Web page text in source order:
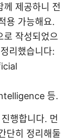
께 제공하니 전
용 가능해요.
로 작성되었으
리했습니다:
등.
행합니다. 먼
단히 정리해둘